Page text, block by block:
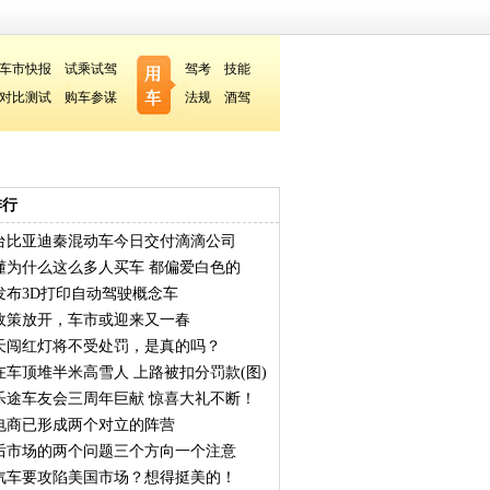
车市快报
试乘试驾
对比测试
购车参谋
驾考
技能
法规
酒驾
比亚迪秦混动车今日交付滴滴公司
为什么这么多人买车 都偏爱白色的
布3D打印自动驾驶概念车
策放开，车市或迎来又一春
闯红灯将不受处罚，是真的吗？
车顶堆半米高雪人 上路被扣分罚款(图)
途车友会三周年巨献 惊喜大礼不断！
商已形成两个对立的阵营
市场的两个问题三个方向一个注意
车要攻陷美国市场？想得挺美的！